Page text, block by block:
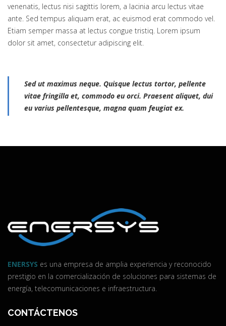
venenatis, lectus nisi sagittis lorem, a lacinia arcu lectus vitae
ante. Sed tempus aliquam erat, ac euismod erat commodo vel.
Etiam semper massa at lectus congue tristiq. Lorem ipsum
dolor sit amet, consectetur adipiscing elit.
Sed ut maximus neque. Quisque lectus tortor, pellente
vitae fringilla et, commodo eu orci. Praesent aliquet, dui
eu varius pellentesque, magna quam feugiat ex.
ENERSYS es una empresa de amplia experiencia y reconocido
prestigio en la comercialización de soluciones para sistemas de
energía, telecomunicaciones e infraestructura.
CONTÁCTENOS